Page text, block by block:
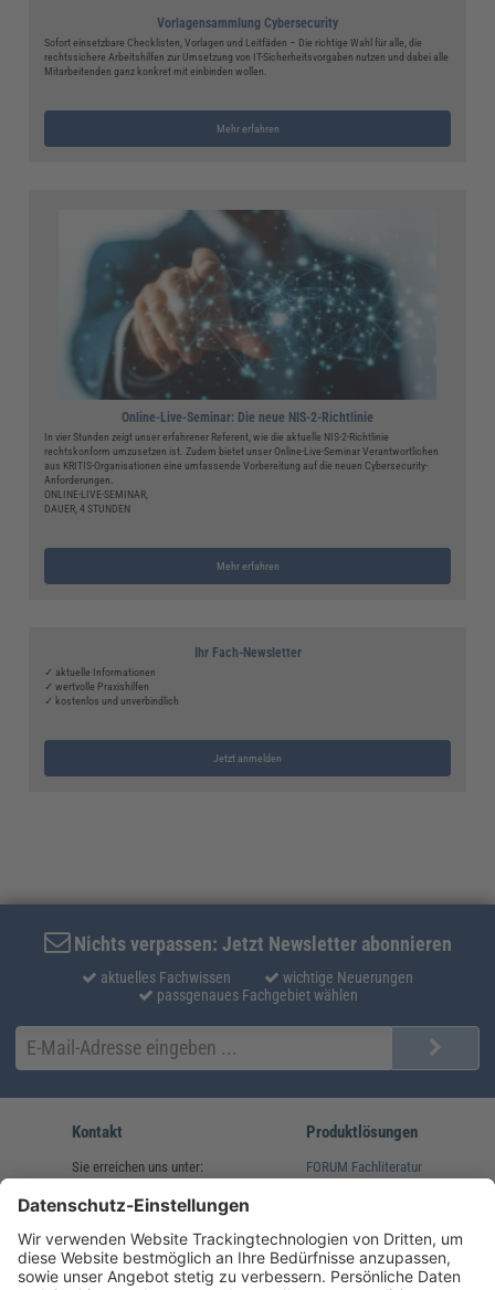
Vorlagensammlung Cybersecurity
Sofort einsetzbare Checklisten, Vorlagen und Leitfäden – Die richtige Wahl für alle, die
rechtssichere Arbeitshilfen zur Umsetzung von IT-Sicherheitsvorgaben nutzen und dabei alle
Mitarbeitenden ganz konkret mit einbinden wollen.
Mehr erfahren
Online-Live-Seminar: Die neue NIS-2-Richtlinie
In vier Stunden zeigt unser erfahrener Referent, wie die aktuelle NIS-2-Richtlinie
rechtskonform umzusetzen ist. Zudem bietet unser Online-Live-Seminar Verantwortlichen
aus KRITIS-Organisationen eine umfassende Vorbereitung auf die neuen Cybersecurity-
Anforderungen.
ONLINE-LIVE-SEMINAR,
DAUER, 4 STUNDEN
Mehr erfahren
Ihr Fach-Newsletter
✓ aktuelle Informationen
✓ wertvolle Praxishilfen
✓ kostenlos und unverbindlich
Jetzt anmelden
Nichts verpassen: Jetzt Newsletter abonnieren
aktuelles Fachwissen
wichtige Neuerungen
passgenaues Fachgebiet wählen
Kontakt
Sie erreichen uns unter:
(08233) 38 11 23
service@forum-verlag.com
Mo-Do 07:30 - 17:00 Uhr
Produktlösungen
FORUM Fachliteratur